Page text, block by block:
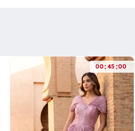
00:45:00